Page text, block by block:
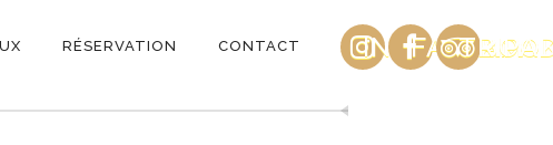
RÉSERVATION CONTACT INSTAGRAM